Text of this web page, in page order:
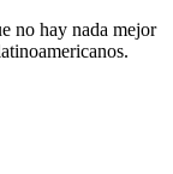
no hay nada mejor